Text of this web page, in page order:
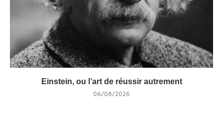
Einstein, ou l’art de réussir autrement
06/08/2026